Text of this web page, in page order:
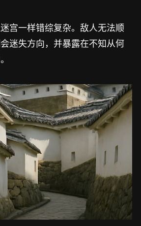
宫一样错综复杂。敌人无法顺
迷失方向，并暴露在不知从何